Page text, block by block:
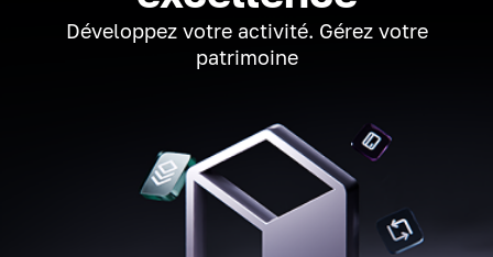
Développez votre activité. Gérez votre
patrimoine